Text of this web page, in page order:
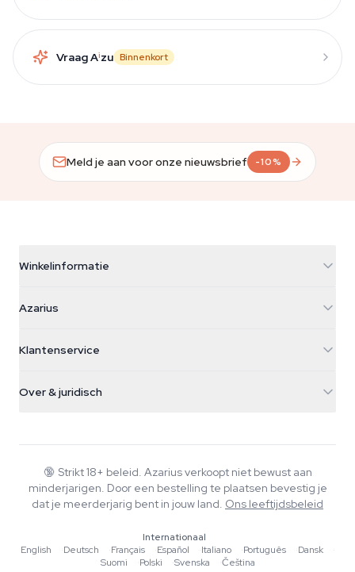
Vraag Aizu Binnenkort
Meld je aan voor onze nieuwsbrief -10%
Winkelinformatie
Galvaniweg 11
Nederland
+31(0)204897914
Azarius
Smokeshop
Klantenservice
Retourbeleid
Veelgestelde vragen
Privacybeleid
Over & juridisch
Wiki
Muziek
Redactionele normen
Tools & Calculators
🔞 Strikt 18+ beleid. Azarius verkoopt niet bewust aan
minderjarigen. Door een bestelling te plaatsen bevestig je
dat je meerderjarig bent in jouw land. Ons leeftijdsbeleid
Internationaal
English
·Deutsch ·Français ·Español ·Italiano ·Português ·Dansk
·
Suomi
·Polski ·Svenska ·Čeština